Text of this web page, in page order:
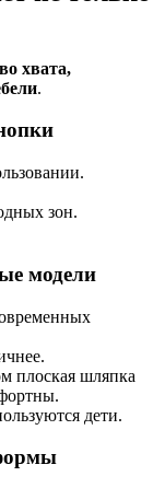
хвата,
.
зон.
модели
плоская шляпка
дети.